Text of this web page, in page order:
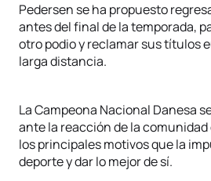
Pedersen se ha propuesto
antes del final de la temporada,
otro podio y reclamar sus títulos
larga distancia.
La Campeona Nacional Danesa
ante la reacción de la
los principales motivos que la
deporte y dar lo mejor de sí.